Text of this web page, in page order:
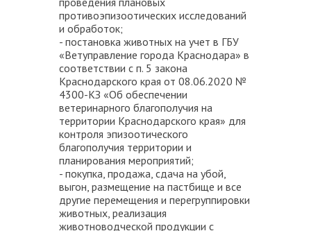
противоэпизоотических исследований
и обработок;
- постановка животных на учет в ГБУ
«Ветуправление города Краснодара» в
соответствии с п. 5 закона
Краснодарского края от 08.06.2020 №
4300-КЗ «Об обеспечении
ветеринарного благополучия на
территории Краснодарского края» для
контроля эпизоотического
благополучия территории и
планирования мероприятий;
- покупка, продажа, сдача на убой,
выгон, размещение на пастбище и все
другие перемещения и перегруппировки
животных, реализация
животноводческой продукции с